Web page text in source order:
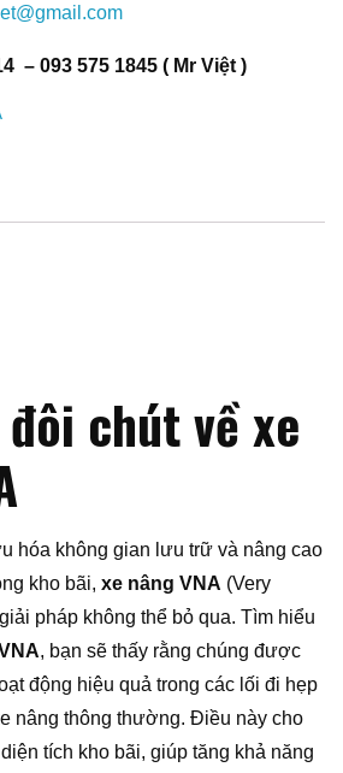
– 093 575 1845 ( Mr Việt )
chút về xe
hóa không gian lưu trữ và nâng cao
kho bãi, xe nâng VNA (Very
pháp không thể bỏ qua. Tìm hiểu
, bạn sẽ thấy rằng chúng được
động hiệu quả trong các lối đi hẹp
nâng thông thường. Điều này cho
tích kho bãi, giúp tăng khả năng